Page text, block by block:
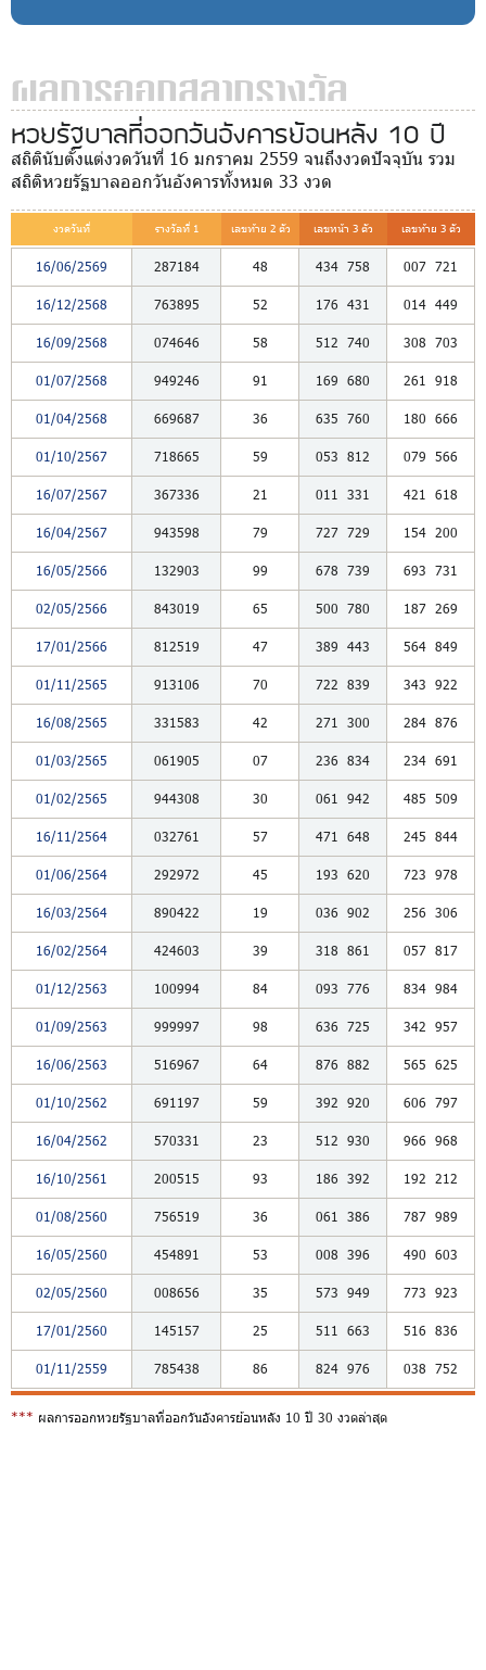
ผลการออกสลากรางวัล
หวยรัฐบาลที่ออกวันอังคารย้อนหลัง 10 ปี
สถิตินับตั้งแต่งวดวันที่ 16 มกราคม 2559 จนถึงงวดปัจจุบัน รวม
สถิติหวยรัฐบาลออกวันอังคารทั้งหมด 33 งวด
งวดวันที่ รางวัลที่ 1 เลขท้าย 2 ตัว เลขหน้า 3 ตัว เลขท้าย 3 ตัว
16/06/2569 287184 48 434 758 007 721
16/12/2568 763895 52 176 431 014 449
16/09/2568 074646 58 512 740 308 703
01/07/2568 949246 91 169 680 261 918
01/04/2568 669687 36 635 760 180 666
01/10/2567 718665 59 053 812 079 566
16/07/2567 367336 21 011 331 421 618
16/04/2567 943598 79 727 729 154 200
16/05/2566 132903 99 678 739 693 731
02/05/2566 843019 65 500 780 187 269
17/01/2566 812519 47 389 443 564 849
01/11/2565 913106 70 722 839 343 922
16/08/2565 331583 42 271 300 284 876
01/03/2565 061905 07 236 834 234 691
01/02/2565 944308 30 061 942 485 509
16/11/2564 032761 57 471 648 245 844
01/06/2564 292972 45 193 620 723 978
16/03/2564 890422 19 036 902 256 306
16/02/2564 424603 39 318 861 057 817
01/12/2563 100994 84 093 776 834 984
01/09/2563 999997 98 636 725 342 957
16/06/2563 516967 64 876 882 565 625
01/10/2562 691197 59 392 920 606 797
16/04/2562 570331 23 512 930 966 968
16/10/2561 200515 93 186 392 192 212
01/08/2560 756519 36 061 386 787 989
16/05/2560 454891 53 008 396 490 603
02/05/2560 008656 35 573 949 773 923
17/01/2560 145157 25 511 663 516 836
01/11/2559 785438 86 824 976 038 752
*** ผลการออกหวยรัฐบาลที่ออกวันอังคารย้อนหลัง 10 ปี 30 งวดล่าสุด